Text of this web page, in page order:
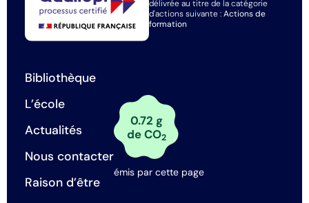
délivrée au titre de la catégorie
d'actions suivante :Actions de
formation
Bibliothèque
L’école
Actualités
Nous contacter
Raison d’être
0.72 g
de CO2
émis par cette page